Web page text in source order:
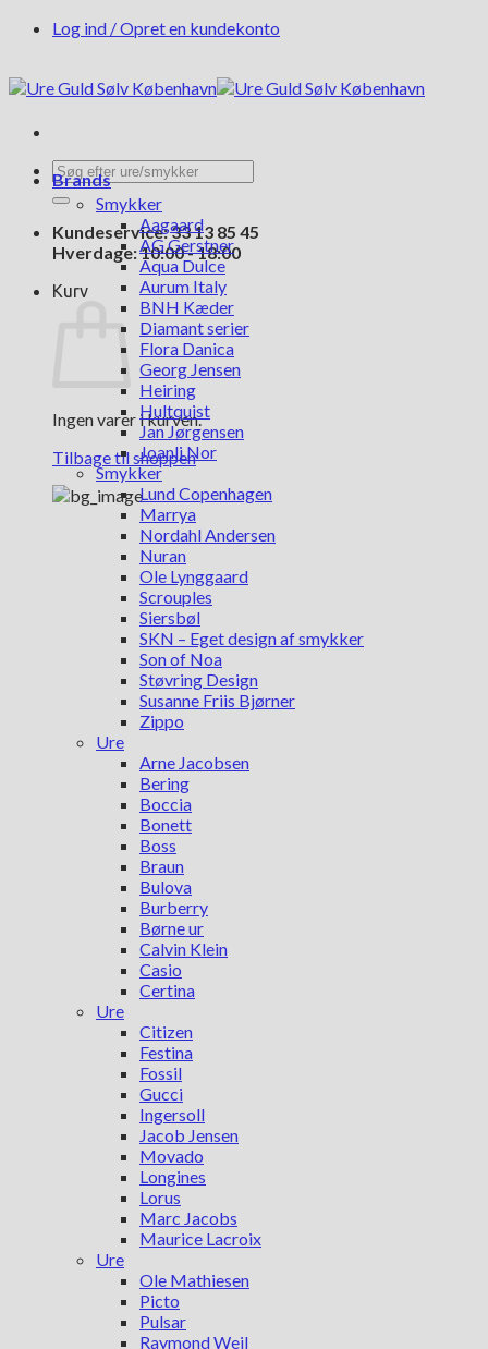
FortsætLog ind / Opret en kundekonto
Søg
efter:
Kundeservice: 33 13 85 45
Hverdage: 10:00 - 18:00
Kurv
Ingen varer i kurven.
Tilbage til shoppen
Brands
Smykker
Aagaard
AG Gerstner
Aqua Dulce
Aurum Italy
BNH Kæder
Diamant serier
Flora Danica
Georg Jensen
Heiring
Hultquist
Jan Jørgensen
Joanli Nor
Smykker
Lund Copenhagen
Marrya
Nordahl Andersen
Nuran
Ole Lynggaard
Scrouples
Siersbøl
SKN – Eget design af smykker
Son of Noa
Støvring Design
Susanne Friis Bjørner
Zippo
Ure
Arne Jacobsen
Bering
Boccia
Bonett
Boss
Braun
Bulova
Burberry
Børne ur
Calvin Klein
Casio
Certina
Ure
Citizen
Festina
Fossil
Gucci
Ingersoll
Jacob Jensen
Movado
Longines
Lorus
Marc Jacobs
Maurice Lacroix
Ure
Ole Mathiesen
Picto
Pulsar
Raymond Weil